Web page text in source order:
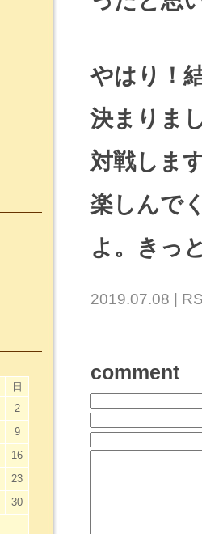
日
2
9
16
23
30
やはり！
決まりま
対戦しま
楽しんで
よ。きっ
2019.07.08 |
comment